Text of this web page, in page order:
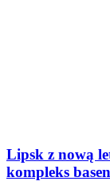
Lipsk z nową
kompleks